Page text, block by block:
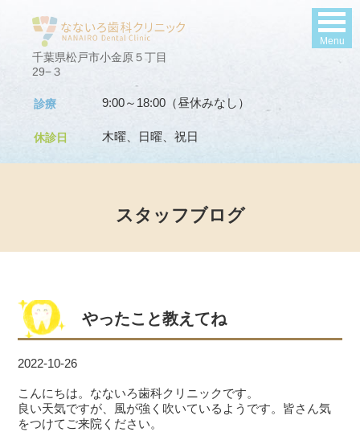
Menu
千葉県松戸市小金原５丁目
29−３
診療 9:00～18:00（昼休みなし）
休診日 木曜、日曜、祝日
スタッフブログ
やったこと教えてね
2022-10-26
こんにちは。なないろ歯科クリニックです。
良い天気ですが、風が強く吹いているようです。皆さん気
をつけてご来院ください。